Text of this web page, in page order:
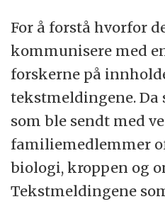
For å forstå hvorfor
kommunisere med
forskerne på
tekstmeldingene. Da
som ble sendt med
familiemedlemmer
biologi, kroppen og
Tekstmeldingene